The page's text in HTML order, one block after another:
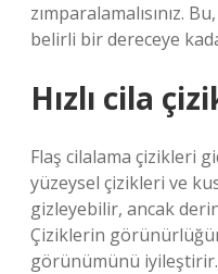
zımparalamalısınız.
belirli bir dereceye
Hızlı cila
Flaş cilalama çizikleri
yüzeysel çizikleri ve
gizleyebilir, ancak
Çiziklerin
görünümünü iyileştirir.